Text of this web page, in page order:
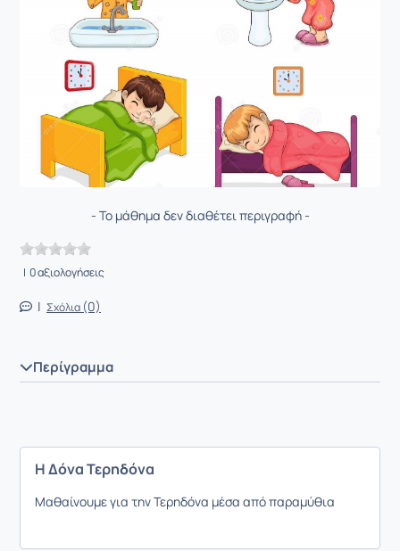
- Το μάθημα δεν διαθέτει περιγραφή -
| 0 αξιολογήσεις
| Σχόλια (0)
Περίγραμμα
Η Δόνα Τερηδόνα
Μαθαίνουμε για την Τερηδόνα μέσα από παραμύθια